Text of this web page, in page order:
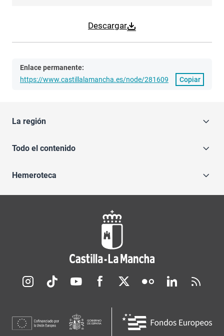
Descargar
Enlace permanente:
https://www.castillalamancha.es/node/281609
Copiar
La región
Todo el contenido
Hemeroteca
Redes sociales JCCM